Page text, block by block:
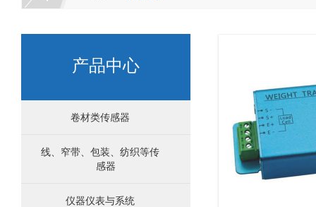
产品中心
卷材类传感器
线、窄带、包装、纺织等传
感器
仪器仪表与系统